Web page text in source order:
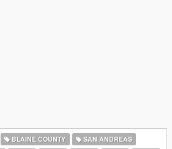
BLAINE COUNTY
SAN ANDREAS